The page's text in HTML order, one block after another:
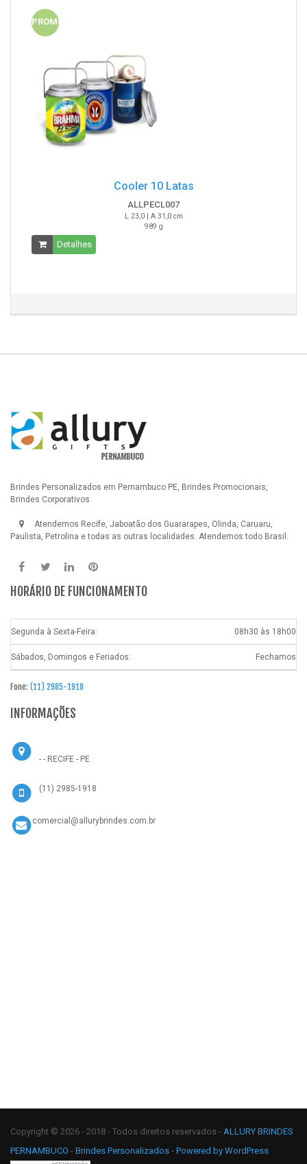
PROMO
Cooler 10 Latas
ALLPECL007
L 23,0 | A 31,0 cm
989 g
Detalhes
Brindes Personalizados em Pernambuco PE, Brindes Promocionais,
Brindes Corporativos
Atendemos Recife, Jaboatão dos Guararapes, Olinda, Caruaru,
Paulista, Petrolina e todas as outras localidades. Atendemos todo Brasil.
HORÁRIO DE FUNCIONAMENTO
Segunda à Sexta-Feira: 08h30 às 18h00
Sábados, Domingos e Feriados: Fechamos
Fone: (11) 2985-1918
INFORMAÇÕES
- - RECIFE - PE
(11) 2985-1918
comercial@allurybrindes.com.br
Copyright © 2026 - 2018 - Todos direitos reservados - ALLURY BRINDES
PERNAMBUCO - Brindes Personalizados - Powered by WordPress